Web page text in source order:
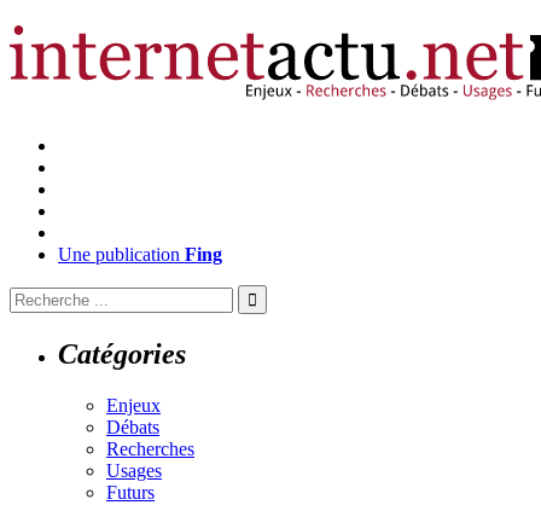
Une publication Fing
Catégories
Enjeux
Débats
Recherches
Usages
Futurs